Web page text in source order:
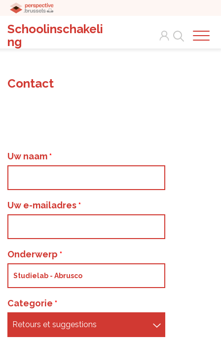
Schoolinschakeli
ng
Search
Contact
Uw naam
Uw e-mailadres
Onderwerp
Categorie